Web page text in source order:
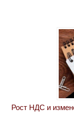
Рост НДС и